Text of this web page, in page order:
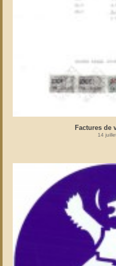
Factures de
14